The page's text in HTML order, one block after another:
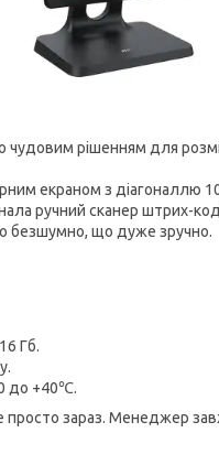
чудовим рішенням для
екраном з діагоналлю
ручний сканер штрих-
безшумно, що дуже зручно.
Гб.
до +40℃.
зараз. Менеджер